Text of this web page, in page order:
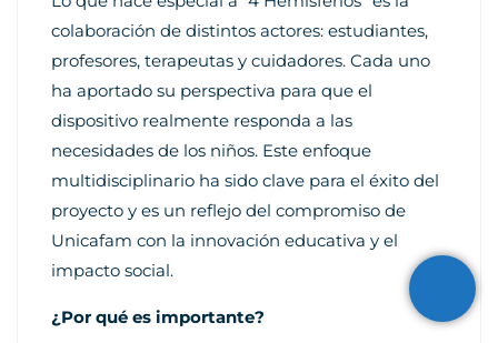
colaboración de distintos actores: estudiantes,
profesores, terapeutas y cuidadores. Cada uno
ha aportado su perspectiva para que el
dispositivo realmente responda a las
necesidades de los niños. Este enfoque
multidisciplinario ha sido clave para el éxito del
proyecto y es un reflejo del compromiso de
Unicafam con la innovación educativa y el
impacto social.
¿Por qué es importante?